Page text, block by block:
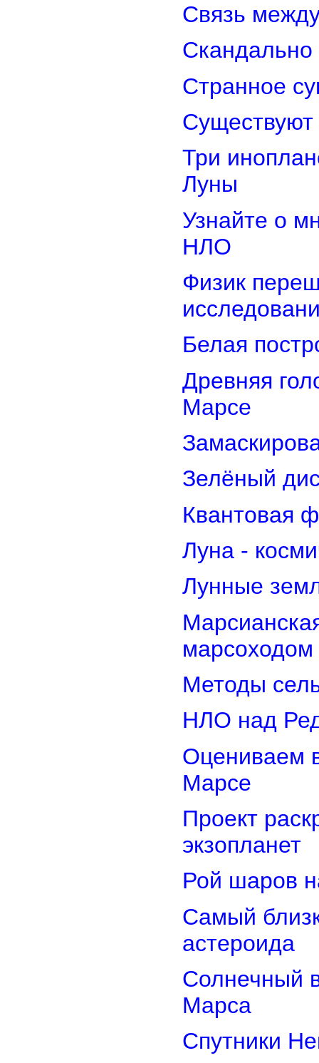
Связь
Странное
Три
Луны
Узнайте о
НЛО
Физик
Белая
Древняя
Марсе
Зелёный
Квантовая
Луна -
Лунные
марсоходом
Методы
НЛО над
Оцениваем
Марсе
Проект
экзопланет
Рой шаров
Самый
астероида
Солнечный
Марса
Спутники